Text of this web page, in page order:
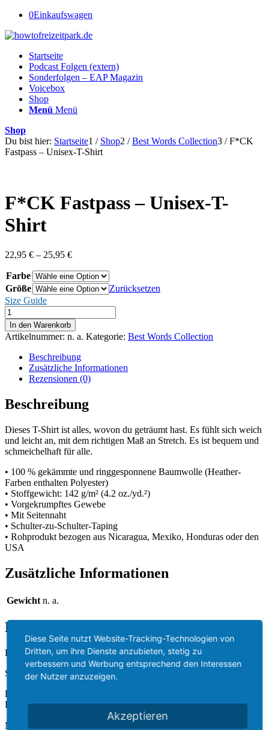
0Einkaufswagen
Startseite
Podcast Folgen (extern)
Sonderfolgen – EAP Magazin
Voicebox
Shop
Menü Menü
Shop
Du bist hier: Startseite1 / Shop2 / Best Words Collection3 / F*CK
Fastpass – Unisex-T-Shirt
F*CK Fastpass – Unisex-T-
Shirt
22,95 € – 25,95 €Preisspanne:
bis
25,95 €
Farbe
Größe
Zurücksetzen
Size Guide
F*CK
Fastpass
-
Unisex-
Shirt
Menge
In den Warenkorb
Artikelnummer: n. a. Kategorie: Best Words Collection
Beschreibung
Zusätzliche Informationen
Rezensionen (0)
Beschreibung
Dieses T-Shirt ist alles, wovon du geträumt hast. Es fühlt sich weich
und leicht an, mit dem richtigen Maß an Stretch. Es ist bequem und
schmeichelhaft für alle.
• 100 % gekämmte und ringgesponnene Baumwolle (Heather-
Farben enthalten Polyester)
• Stoffgewicht: 142 g/m² (4.2 oz./yd.²)
• Vorgekrumpftes Gewebe
• Mit Seitennaht
• Schulter-zu-Schulter-Taping
• Rohprodukt bezogen aus Nicaragua, Mexiko, Honduras oder den
USA
Zusätzliche Informationen
Gewicht n. a.
Rezensionen
Es gibt noch keine Rezensionen.
Schreibe die erste Rezension für „F*CK Fastpass – Unisex-T-Shirt“
Deine E-Mail-Adresse wird nicht veröffentlicht.
Felder sind mit*markiert
Name
Diese Seite nutzt Website-Tracking-Technologien von
Dritten, um ihre Dienste anzubieten, stetig zu
verbessern und Werbung entsprechend den Interessen
der Nutzer anzuzeigen.
Akzeptieren